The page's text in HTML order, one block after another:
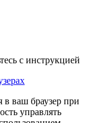
с инструкцией
в ваш браузер при
управлять